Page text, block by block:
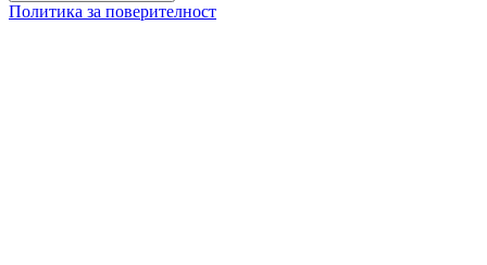
Политика за поверителност